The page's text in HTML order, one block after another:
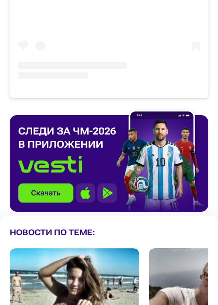
НОВОСТИ ПО ТЕМЕ: